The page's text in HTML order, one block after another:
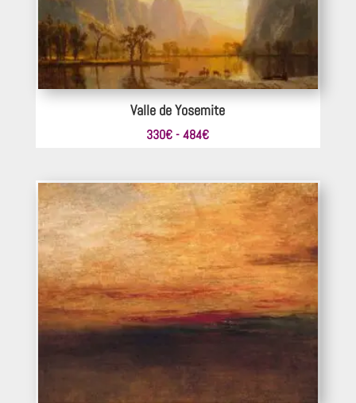
Valle de Yosemite
330€ - 484€Rango
desde
330€
hasta
484€